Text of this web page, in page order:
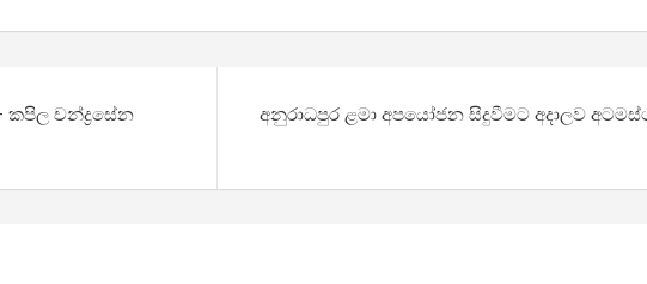
චන්ද්‍රසේන
අනුරාධපුර ළමා අපයෝජන සිදුවීමට අදාලව